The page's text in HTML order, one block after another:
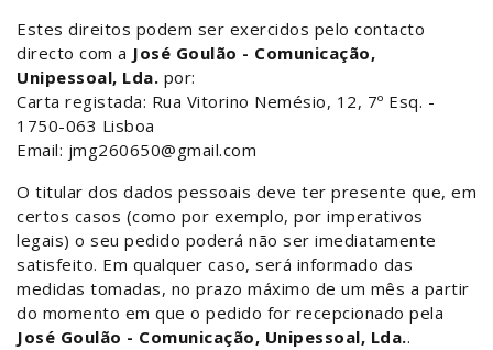
Estes direitos podem ser exercidos pelo contacto
directo com a José Goulão - Comunicação,
Unipessoal, Lda. por:
Carta registada: Rua Vitorino Nemésio, 12, 7º Esq. -
1750-063 Lisboa
Email: jmg260650@gmail.com
O titular dos dados pessoais deve ter presente que, em
certos casos (como por exemplo, por imperativos
legais) o seu pedido poderá não ser imediatamente
satisfeito. Em qualquer caso, será informado das
medidas tomadas, no prazo máximo de um mês a partir
do momento em que o pedido for recepcionado pela
José Goulão - Comunicação, Unipessoal, Lda..